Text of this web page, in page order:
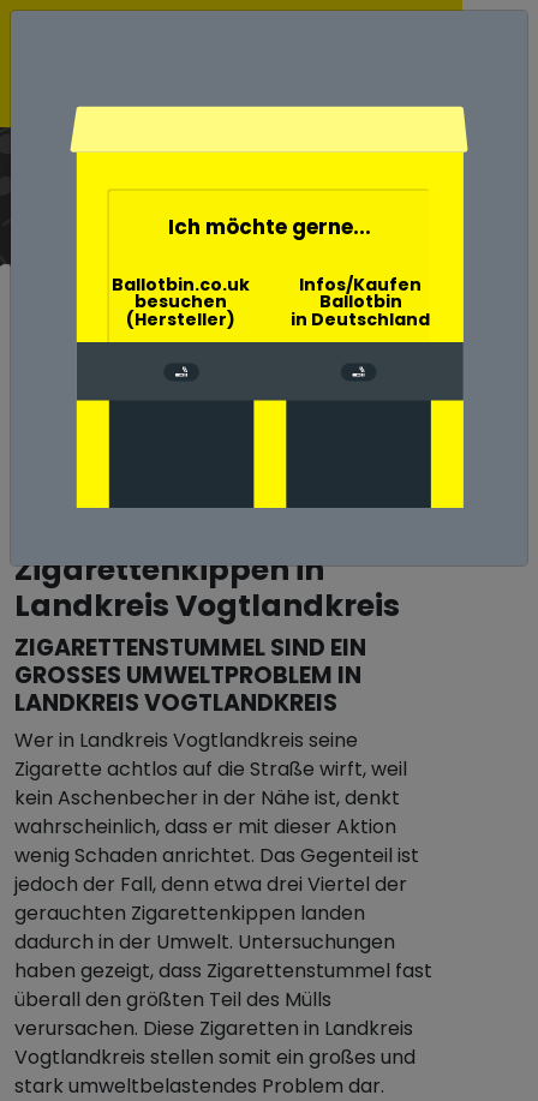
Umwelt-, Natur- und
Klimaschutz in
Zigarettenkippen in
Landkreis Vogtlandkreis
ZIGARETTENSTUMMEL SIND EIN
GROSSES UMWELTPROBLEM IN L
ANDKREIS VOGTLANDKREIS
Wer in Landkreis Vogtlandkreis seine
Zigarette achtlos auf die Straße wirft, weil
kein Aschenbecher in der Nähe ist, denkt
wahrscheinlich, dass er mit dieser Aktion
wenig Schaden anrichtet. Das Gegenteil ist
jedoch der Fall, denn etwa drei Viertel der
gerauchten Zigarettenkippen landen
dadurch in der Umwelt. Untersuchungen
haben gezeigt, dass Zigarettenstummel fast
überall den größten Teil des Mülls
verursachen. Diese Zigaretten in Landkreis
Vogtlandkreis stellen somit ein großes und
stark umweltbelastendes Problem dar.
Ich möchte gerne...
Ballotbin.co.uk
besuchen
(Hersteller)
Infos/Kaufen
Ballotbin
in Deutschland